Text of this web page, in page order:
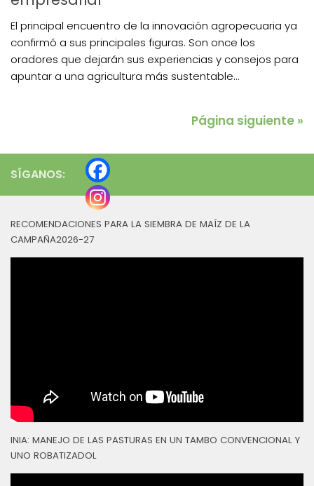
El principal encuentro de la innovación agropecuaria ya
confirmó a sus principales figuras. Son once los
oradores que dejarán sus experiencias y consejos para
apuntar a una agricultura más sustentable...
Página siguiente »
SÍGANOS:
RECOMENDACIONES PARA LA SIEMBRA DE MAÍZ DE LA
CAMPAÑA2026-27
INIA: MANEJO DE LAS PASTURAS EN UN TAMBO CONVENCIONAL Y
UNO ROBATIZADOL